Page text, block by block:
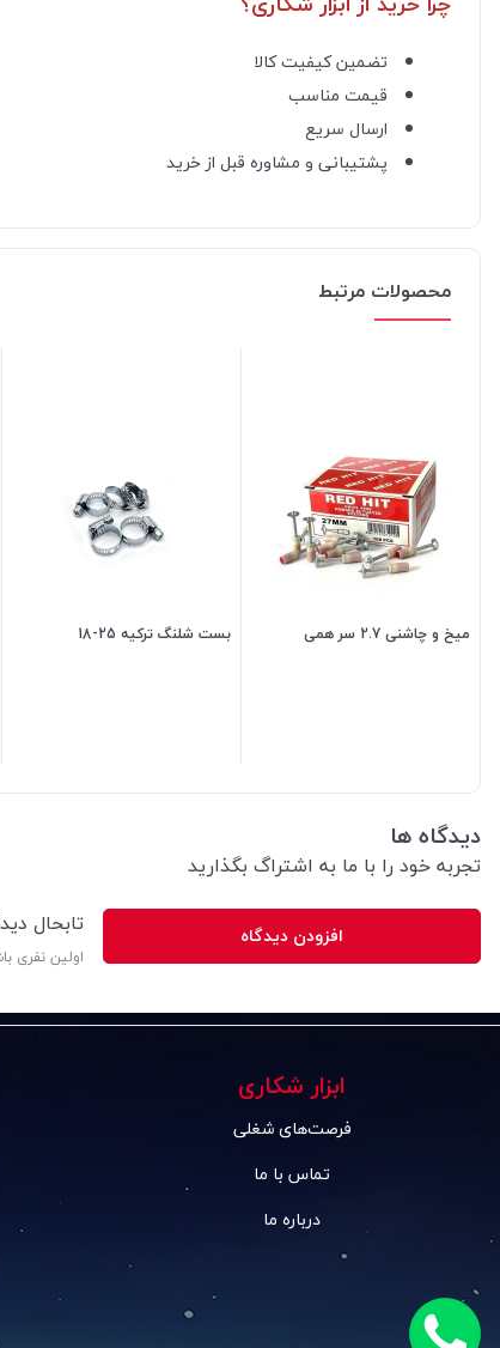
تضمین کیفیت کالا
قیمت مناسب
ارسال سریع
پشتیبانی و مشاوره قبل از خرید
محصولات مرتبط
میخ و چاشنی 2.7 سر همی بست شلنگ ترکیه 25-18
دیدگاه ها
تجربه خود را با ما به اشتراگ بگذارید
افزودن دیدگاه تابحال
اولین نفری
ابزار شکاری
فرصت‌های شغلی
تماس با ما
درباره ما